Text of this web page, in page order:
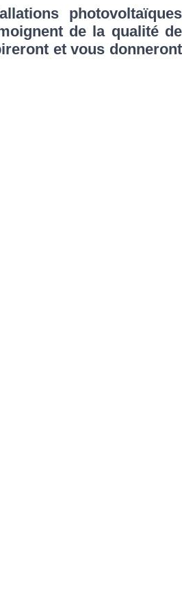
photovoltaïques
de la qualité de
et vous donneront